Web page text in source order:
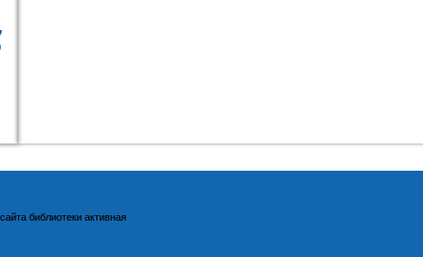
сайта библиотеки активная